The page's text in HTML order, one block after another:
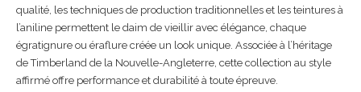
qualité, les techniques de production traditionnelles et les teintures à
l’aniline permettent le daim de vieillir avec élégance, chaque
égratignure ou éraflure créée un look unique. Associée à l’héritage
de Timberland de la Nouvelle-Angleterre, cette collection au style
affirmé offre performance et durabilité à toute épreuve.